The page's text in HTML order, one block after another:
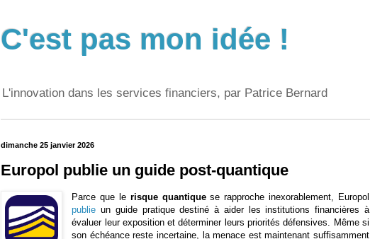
C'est pas mon idée !
L'innovation dans les services financiers, par Patrice Bernard
dimanche 25 janvier 2026
Europol publie un guide post-quantique
Parce que le risque quantiquese rapproche inexorablement, Europol
publie un guide pratique destiné à aider les institutions financières à
évaluer leur exposition et déterminer leurs priorités défensives. Même si
son échéance reste incertaine, la menace est maintenant suffisamment